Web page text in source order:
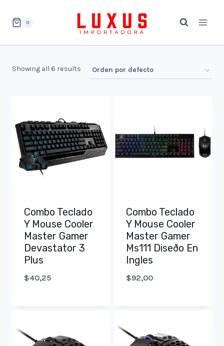
0
Showing all 6 results
Combo Teclado
Y Mouse Cooler
Master Gamer
Devastator 3
Plus
$40,25
Combo Teclado
Y Mouse Cooler
Master Gamer
Ms111 Diseðo En
Ingles
$92,00